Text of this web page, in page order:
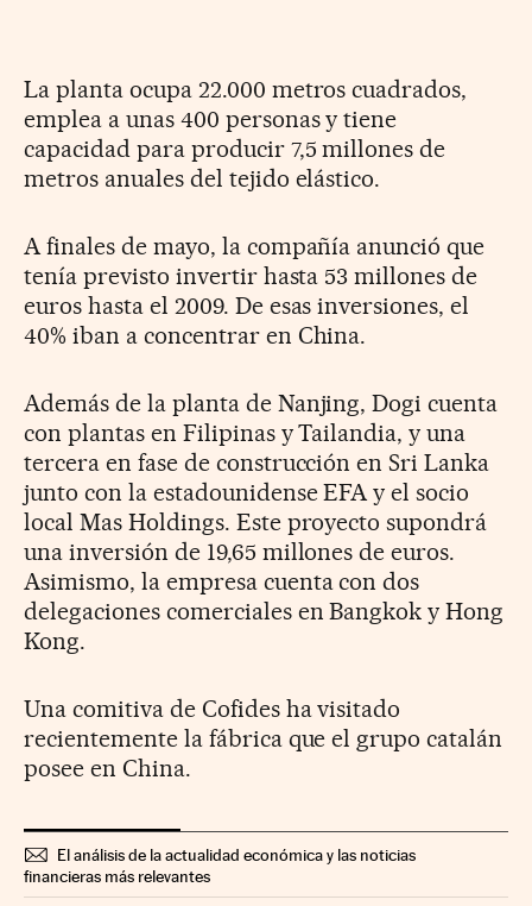
La planta ocupa 22.000 metros cuadrados,
emplea a unas 400 personas y tiene
capacidad para producir 7,5 millones de
metros anuales del tejido elástico.
A finales de mayo, la compañía anunció que
tenía previsto invertir hasta 53 millones de
euros hasta el 2009. De esas inversiones, el
40% iban a concentrar en China.
Además de la planta de Nanjing, Dogi cuenta
con plantas en Filipinas y Tailandia, y una
tercera en fase de construcción en Sri Lanka
junto con la estadounidense EFA y el socio
local Mas Holdings. Este proyecto supondrá
una inversión de 19,65 millones de euros.
Asimismo, la empresa cuenta con dos
delegaciones comerciales en Bangkok y Hong
Kong.
Una comitiva de Cofides ha visitado
recientemente la fábrica que el grupo catalán
posee en China.
El análisis de la actualidad económica y las noticias
financieras más relevantes